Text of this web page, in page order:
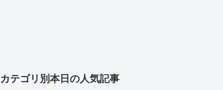
カテゴリ別本日の人気記事